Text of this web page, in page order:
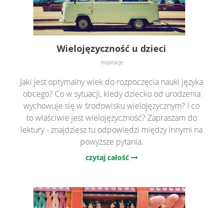
Wielojęzyczność u dzieci
Inspiracje
Jaki jest optymalny wiek do rozpoczęcia nauki języka
obcego? Co w sytuacji, kiedy dziecko od urodzenia
wychowuje się w środowisku wielojęzycznym? I co
to właściwie jest wielojęzyczność? Zapraszam do
lektury - znajdziesz tu odpowiedzi między innymi na
powyższe pytania.
czytaj całość